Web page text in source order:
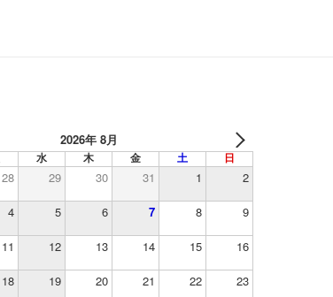
2026年 8月
水 木 金 土 日
28 29 30 31 1 2
4 5 6 7 8 9
11 12 13 14 15 16
18 19 20 21 22 23